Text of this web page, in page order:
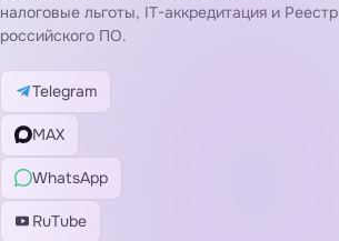
налоговые льготы, IT-аккредитация и Реестр
российского ПО.
Telegram
MAX
WhatsApp
RuTube